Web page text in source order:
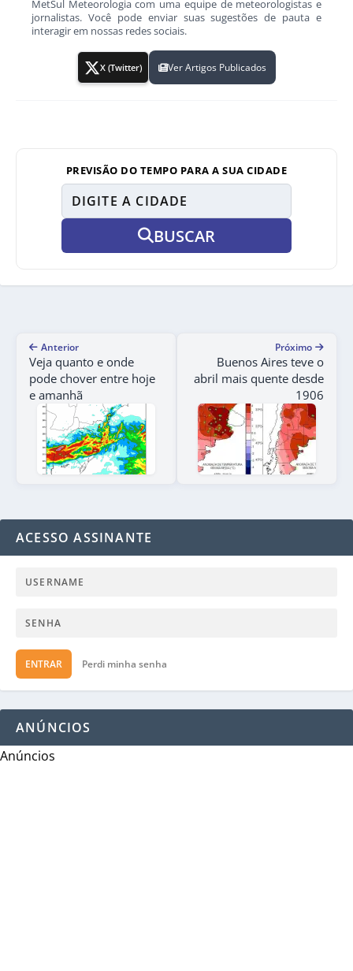
MetSul Meteorologia com uma equipe de meteorologistas e
jornalistas. Você pode enviar suas sugestões de pauta e
interagir em nossas redes sociais.
X (Twitter) Ver Artigos Publicados
PREVISÃO DO TEMPO PARA A SUA CIDADE
BUSCAR
Anterior
Veja quanto e onde
pode chover entre hoje
e amanhã
Próximo
Buenos Aires teve o
abril mais quente desde
1906
ACESSO ASSINANTE
ENTRAR Perdi minha senha
ANÚNCIOS
Anúncios